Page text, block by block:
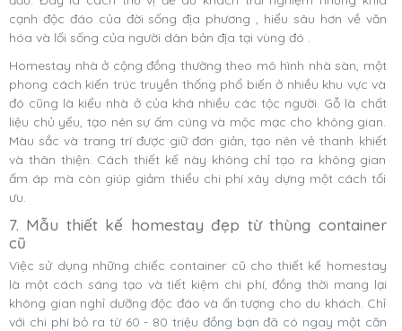
cạnh độc đáo của đời sống địa phương , hiểu sâu hơn về văn
hóa và lối sống của người dân bản địa tại vùng đó .
Homestay nhà ở cộng đồng thường theo mô hình nhà sàn, một
phong cách kiến trúc truyền thống phổ biến ở nhiều khu vực và
đó cũng là kiểu nhà ở của khá nhiều các tộc người. Gỗ là chất
liệu chủ yếu, tạo nên sự ấm cúng và mộc mạc cho không gian.
Màu sắc và trang trí được giữ đơn giản, tạo nên vẻ thanh khiết
và thân thiện. Cách thiết kế này không chỉ tạo ra không gian
ấm áp mà còn giúp giảm thiểu chi phí xây dựng một cách tối
ưu.
7. Mẫu thiết kế homestay đẹp từ thùng container
cũ
Việc sử dụng những chiếc container cũ cho thiết kế homestay
là một cách sáng tạo và tiết kiệm chi phí, đồng thời mang lại
không gian nghỉ dưỡng độc đáo và ấn tượng cho du khách. Chỉ
với chi phí bỏ ra từ 60 - 80 triệu đồng bạn đã có ngay một căn